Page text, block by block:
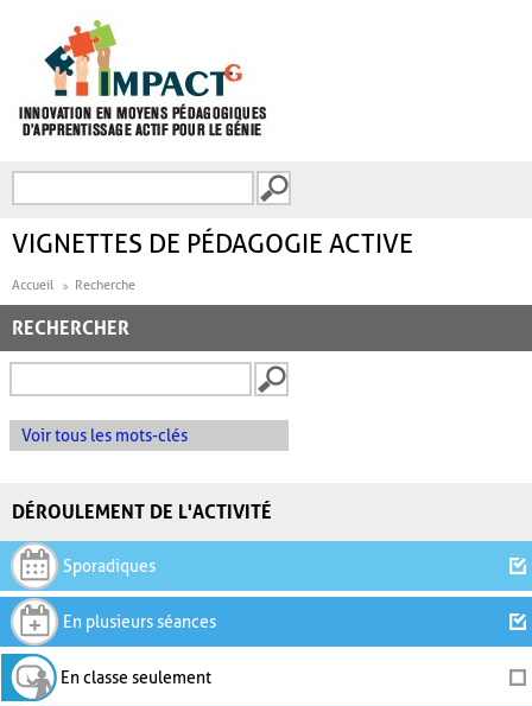
FORMULAIRE DE
VIGNETTES DE PÉDAGOGIE ACTIVE
Accueil Recherche
RECHERCHER
Voir tous les mots-clés
DÉROULEMENT DE L'ACTIVITÉ
Sporadiques
En plusieurs séances
En classe seulement